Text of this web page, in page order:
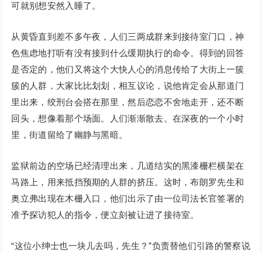
可就别想安然入睡了。
从黄昏直到差不多午夜，人们三两成群来到接待室门口，神
色焦虑地打听有没有接到什么缓期执行的命令。得到的回答
是否定的，他们又将这个大快人心的消息传给了大街上一簇
簇的人群，大家比比划划，相互议论，说他肯定会从那道门
里出来，绞刑台会搭在那里，然后恋恋不舍地走开，还不断
回头，想像着那个场面。人们渐渐散去。在深夜的一个小时
里，街道留给了幽静与黑暗。
监狱前边的空场已经清理出来，几道结实的黑漆栅栏横架在
马路上，用来抵挡预期的人群的挤压。这时，布朗罗先生和
奥立弗出现在木栅入口，他们出示了由一位司法长官签署的
准予探访犯人的指令，便立刻被让进了接待室。
“这位小绅士也一块儿去吗，先生？”负责替他们引路的警察说